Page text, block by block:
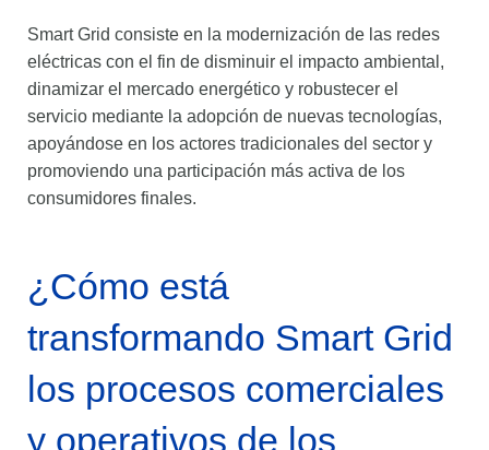
Smart Grid consiste en la modernización de las redes
eléctricas con el fin de disminuir el impacto ambiental,
dinamizar el mercado energético y robustecer el
servicio mediante la adopción de nuevas tecnologías,
apoyándose en los actores tradicionales del sector y
promoviendo una participación más activa de los
consumidores finales.
¿Cómo está
transformando Smart Grid
los procesos comerciales
y operativos de los